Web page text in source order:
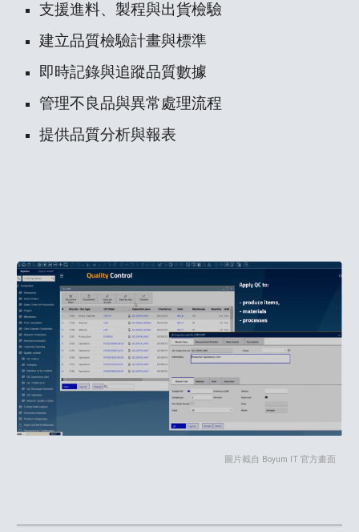
支援進料、製程與出貨檢驗
建立品質檢驗計畫與標準
即時記錄與追蹤品質數據
管理不良品與異常處理流程
提供品質分析與報表
圖片截自 Boyum IT 官方畫面